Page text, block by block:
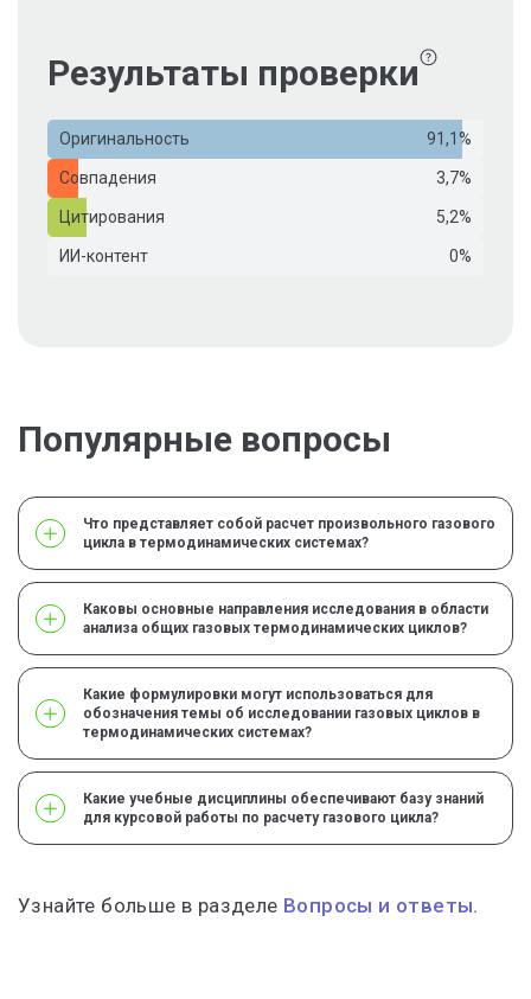
Результаты проверки
Оригинальность 91,1%
Совпадения 3,7%
Цитирования 5,2%
ИИ-контент 0%
Популярные вопросы
Что представляет собой расчет произвольного газового
цикла в термодинамических системах?
Каковы основные направления исследования в области
анализа общих газовых термодинамических циклов?
Какие формулировки могут использоваться для
обозначения темы об исследовании газовых циклов в
термодинамических системах?
Какие учебные дисциплины обеспечивают базу знаний
для курсовой работы по расчету газового цикла?
Узнайте больше в разделе Вопросы и ответы.